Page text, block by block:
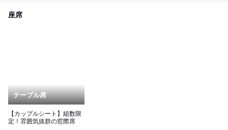
座席
テーブル席
【カップルシート】組数限
定！雰囲気抜群の窓際席